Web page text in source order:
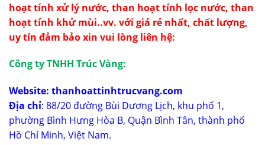
hoạt tính xử lý nước, than hoạt tính lọc nước, than
hoạt tính khử mùi..vv. với giá rẻ nhất, chất lượng,
uy tín đảm bảo xin vui lòng liên hệ:
Công ty TNHH Trúc Vàng:
Website: thanhoattinhtrucvang.com
Địa chỉ: 88/20 đường Bùi Dương Lịch, khu phố 1,
phường Bình Hưng Hòa B, Quận Bình Tân, thành phố
Hồ Chí Minh, Việt Nam.